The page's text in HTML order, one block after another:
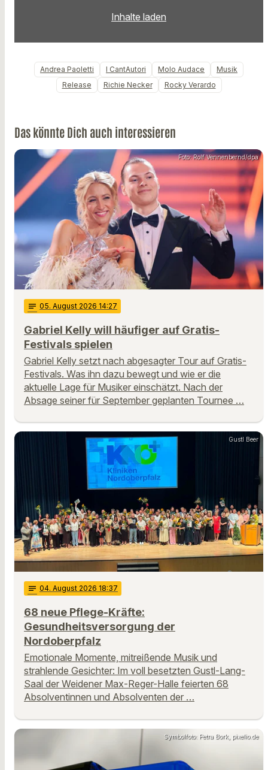
Inhalte laden
Andrea Paoletti I CantAutori Molo Audace
Musik
Release
Richie Necker Rocky Verardo
Das könnte Dich auch interessieren
Foto: Rolf Vennenbernd/dpa
notes 05. August 2026 14:27
Gabriel Kelly will häufiger auf Gratis-
Festivals spielen
Gabriel Kelly setzt nach abgesagter Tour auf Gratis-
Festivals. Was ihn dazu bewegt und wie er die
aktuelle Lage für Musiker einschätzt. Nach der
Absage seiner für September geplanten Tournee …
Gustl Beer
notes 04. August 2026 18:37
68 neue Pflege-Kräfte:
Gesundheitsversorgung der
Nordoberpfalz
Emotionale Momente, mitreißende Musik und
strahlende Gesichter: Im voll besetzten Gustl-Lang-
Saal der Weidener Max-Reger-Halle feierten 68
Absolventinnen und Absolventen der …
Symbolfoto: Petra Bork, pixelio.de